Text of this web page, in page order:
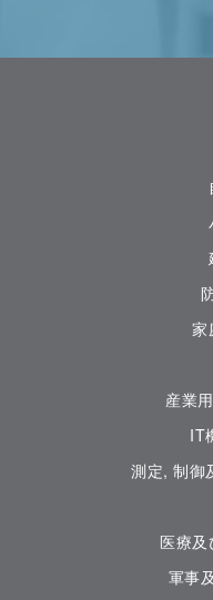
家
産業
IT
測定, 制御
医療及
軍事